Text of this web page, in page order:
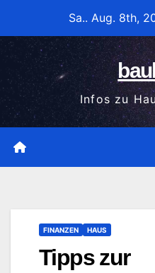
wechseln
Sa.. Aug. 8th,
Infos zu
FINANZEN HAUS
Tipps zur